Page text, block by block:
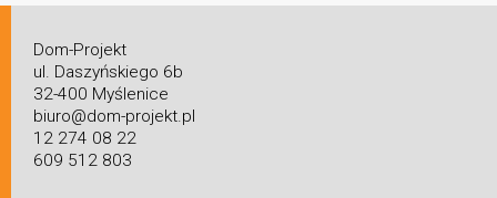
Dom-Projekt
ul. Daszyńskiego 6b
32-400 Myślenice
biuro@dom-projekt.pl
12 274 08 22
609 512 803